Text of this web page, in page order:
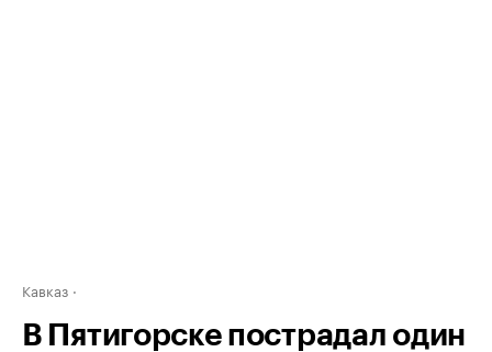
Кавказ
В Пятигорске пострадал один